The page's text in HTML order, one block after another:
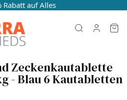
Rabatt auf Alles
Zeckenkautablette
- Blau 6 Kautabletten